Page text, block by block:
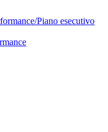
Piano esecutivo